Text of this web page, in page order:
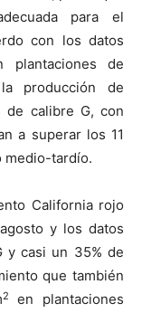
para el
con los datos
plantaciones de
producción de
de calibre G, con
a superar los 11
medio-tardío.
California rojo
y los datos
y casi un 35% de
que también
2
en plantaciones